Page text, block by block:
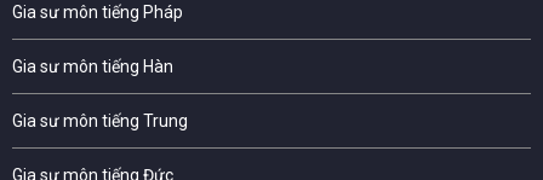
Gia sư môn tiếng Pháp
Gia sư môn tiếng Hàn
Gia sư môn tiếng Trung
Gia sư môn tiếng Đức